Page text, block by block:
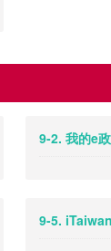
9-2. 我的e
9-5.